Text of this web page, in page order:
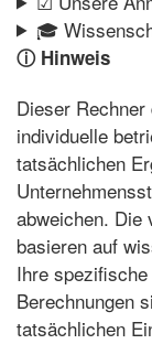
🎓
ⓘ Hinweis
Dieser
individuelle
tatsächlichen
abweichen. Die
basieren auf
Ihre
Berechnungen
tatsächlichen